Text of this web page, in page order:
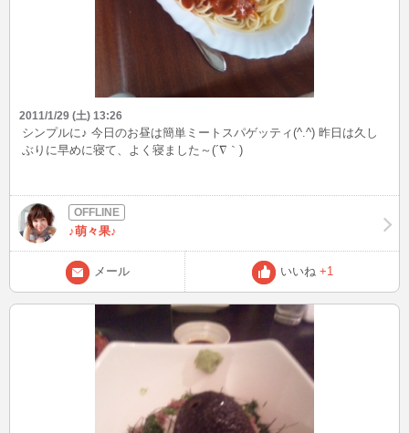
2011/1/29 (土) 13:26
シンプルに♪ 今日のお昼は簡単ミートスパゲッティ(^.^) 昨日は久し
ぶりに早めに寝て、よく寝ました～(´∇｀)
♪萌々果♪
メール いいね +1